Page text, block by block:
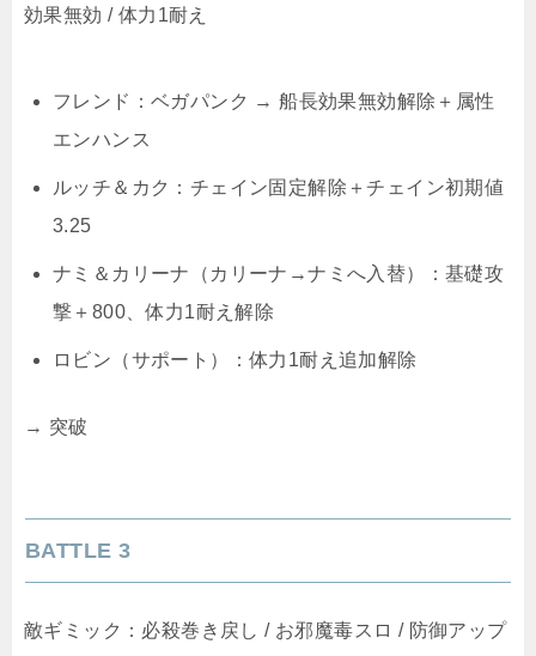
効果無効 / 体力1耐え
フレンド：ベガパンク → 船長効果無効解除＋属性
エンハンス
ルッチ＆カク：チェイン固定解除＋チェイン初期値
3.25
ナミ＆カリーナ（カリーナ→ナミへ入替）：基礎攻
撃＋800、体力1耐え解除
ロビン（サポート）：体力1耐え追加解除
→ 突破
BATTLE 3
敵ギミック：必殺巻き戻し / お邪魔毒スロ / 防御アップ